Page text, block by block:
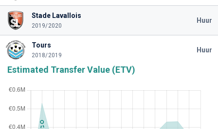
Stade Lavallois
2019/2020
Huur
Tours
2018/2019
Huur
Estimated Transfer Value (ETV)